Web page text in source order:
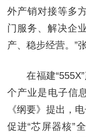
外产销对接等多
门服务、解决企
产、稳步经营。”
在福建“555X”
个产业是电子信
《纲要》提出，
促进“芯屏器核”